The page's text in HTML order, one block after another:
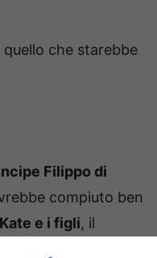
quello che starebbe
Filippo di
compiuto ben
Kate e i figli, il